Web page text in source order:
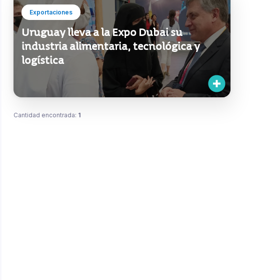
Exportaciones
Uruguay lleva a la Expo Dubai su
industria alimentaria, tecnológica y
logística
Cantidad encontrada: 1